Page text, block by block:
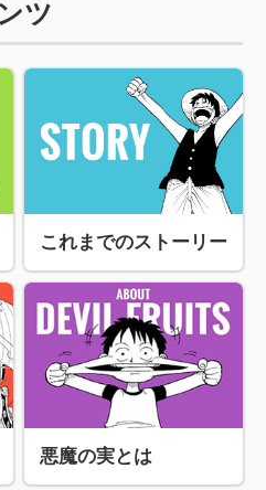
ツ
これまでのストーリー
悪魔の実とは